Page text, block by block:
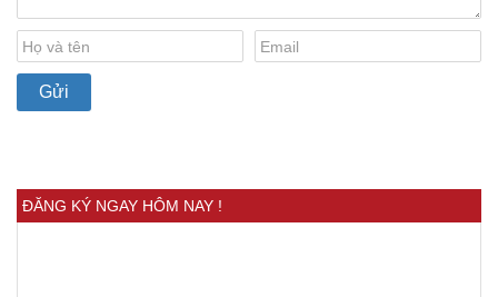
ĐĂNG KÝ NGAY HÔM NAY !